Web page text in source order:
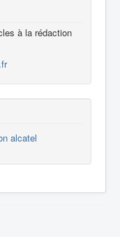
à la rédaction
alcatel